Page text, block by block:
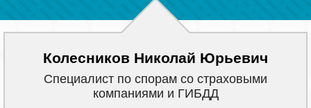
Колесников Николай Юрьевич
Cпециалист по спорам со страховыми
компаниями и ГИБДД